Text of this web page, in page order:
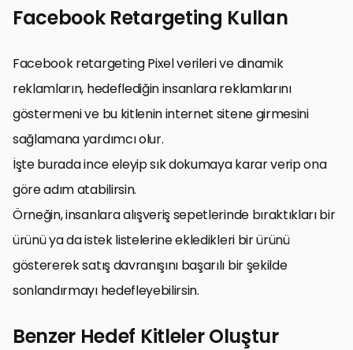
Facebook Retargeting Kullan
Facebook retargeting Pixel verileri ve dinamik
reklamların, hedeflediğin insanlara reklamlarını
göstermeni ve bu kitlenin internet sitene girmesini
sağlamana yardımcı olur.
İşte burada ince eleyip sık dokumaya karar verip ona
göre adım atabilirsin.
Örneğin, insanlara alışveriş sepetlerinde bıraktıkları bir
ürünü ya da istek listelerine ekledikleri bir ürünü
göstererek satış davranışını başarılı bir şekilde
sonlandırmayı hedefleyebilirsin.
Benzer Hedef Kitleler Oluştur